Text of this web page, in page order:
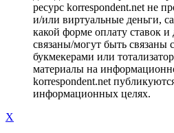
ресурс korrespondent.net не
и/или виртуальные деньги,
какой форме оплату ставок
связаны/могут быть связаны
букмекерами или
материалы на
korrespondent.net
информационных целях.
X